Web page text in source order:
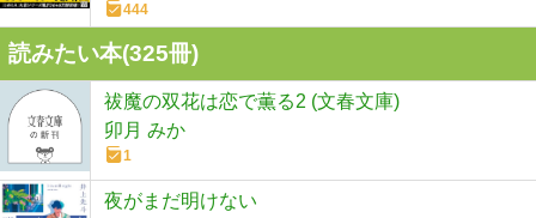
444
読みたい本(325冊)
祓魔の双花は恋で薫る2 (文春文庫)
卯月 みか
1
夜がまだ明けない